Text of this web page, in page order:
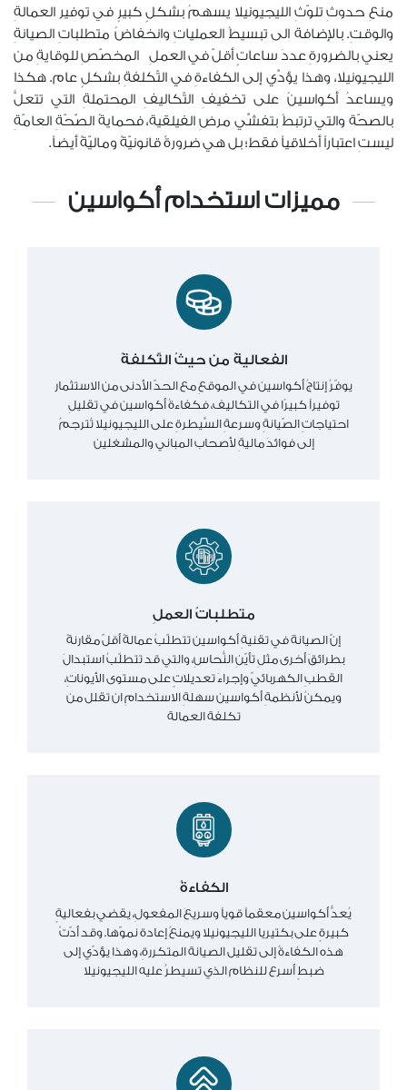
منعِ حدوثِ تلوّثِ الليجيونيلا يسهمُ بشكلٍ كبيرٍ في توفير العمالةِ
والوقتِ. بالإضافة الى تبسيطُ العملياتِ وانخفاضُ متطلباتِ الصيانةِ
يعني بالضرورةِ عددَ ساعاتٍ أقلّ في العملِ المخصّصِ للوقايةِ من
الليجيونيلا، وهذا يؤدِّي إلى الكفاءةِ في التّكلفةِ بشكلٍ عام. هكذا
ويساعدُ أكواسينُ على تخفيفِ التّكاليفِ المحتملةِ التي تتعلُّ
بالصحّة والتي ترتبطُ بتفشِّي مرضِ الفيلقية، فحمايةُ الصّحّةِ العامّةِ
ليستِ اعتباراً أخلاقياً فقط؛ بل هي ضرورةٌ قانونيّةٌ وماليّةٌ أيضاً.
مميزات استخدام أكواسين
الفعاليةُ من حيثُ التّكلفةُ
يوفّرُ إنتاجُ أكواسين في الموقعِ مع الحدّ الأدنى من الاستثمار
توفيراً كبيرًا في التكاليف، فكفاءةُ أكواسين في تقليلِ
احتياجاتِ الصّيانةِ وسرعةِ السَّيطرةِ على الليجيونيلا تُترجمُ
إلى فوائدَ ماليةِ لأصحاب المباني والمشغلين
متطلباتُ العملِ
إنّ الصيانةَ في تقنيةِ أكواسين تتطلّبُ عمالةً أقلّ مقارنةً
بطرائقَ أخرى مثلِ تأيّنِ النُّحاسِ، والتي قد تتطلّبُ استبدالَ
القطبِ الكهربائيّ وإجراءَ تعديلاتٍ على مستوى الأيوناتِ،
ويمكنُ لأنظمةِ أكواسين سهلةِ الاستخدامِ ان تقلل من
تكلفة العمالة
الكفاءةُ
يُعدُّ أكواسين معقماً قوياً وسريعَ المفعولِ، يقضي بفعاليةٍ
كبيرةٍ على بكتيريا الليجيونيلا ويمنعُ إعادة نموّها. وقد أدّتْ
هذه الكفاءةُ إلى تقليل الصيانة المتكررةِ، وهذا يؤدّي إلى
ضبطٍ أسرع للنظام الذي تسيطرُ عليه الليجيونيلا